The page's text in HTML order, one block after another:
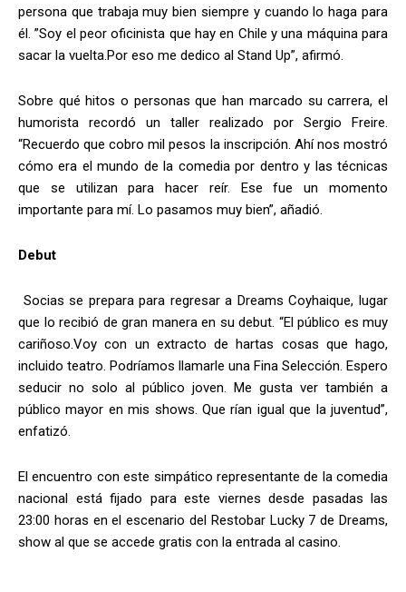
persona que trabaja muy bien siempre y cuando lo haga para
él. ”Soy el peor oficinista que hay en Chile y una máquina para
sacar la vuelta.Por eso me dedico al Stand Up”, afirmó.
Sobre qué hitos o personas que han marcado su carrera, el
humorista recordó un taller realizado por Sergio Freire.
“Recuerdo que cobro mil pesos la inscripción. Ahí nos mostró
cómo era el mundo de la comedia por dentro y las técnicas
que se utilizan para hacer reír. Ese fue un momento
importante para mí. Lo pasamos muy bien”, añadió.
Debut
Socias se prepara para regresar a Dreams Coyhaique, lugar
que lo recibió de gran manera en su debut. “El público es muy
cariñoso.Voy con un extracto de hartas cosas que hago,
incluido teatro. Podríamos llamarle una Fina Selección. Espero
seducir no solo al público joven. Me gusta ver también a
público mayor en mis shows. Que rían igual que la juventud”,
enfatizó.
El encuentro con este simpático representante de la comedia
nacional está fijado para este viernes desde pasadas las
23:00 horas en el escenario del Restobar Lucky 7 de Dreams,
show al que se accede gratis con la entrada al casino.